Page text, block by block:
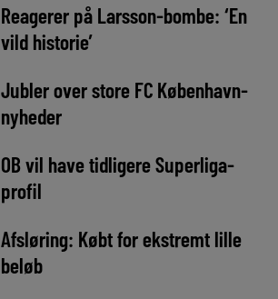
Reagerer på Larsson-bombe: ‘En
vild historie’
Jubler over store FC København-
nyheder
OB vil have tidligere Superliga-
profil
Afsløring: Købt for ekstremt lille
beløb